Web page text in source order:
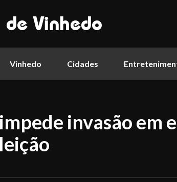
Vinhedo
Vinhedo Cidades
invasão em